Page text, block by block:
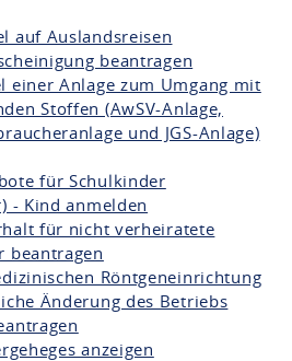
auf Auslandsreisen
beantragen
einer Anlage zum Umgang mit
Stoffen (AwSV-Anlage,
und JGS-Anlage)
für Schulkinder
- Kind anmelden
für nicht verheiratete
beantragen
Röntgeneinrichtung
Änderung des Betriebs
anzeigen